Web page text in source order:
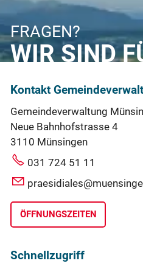
FRAGEN?
WIR SIND
Kontakt
Gemeindeverwaltung
Neue Bahnhofstrasse 4
3110 Münsingen
031 724 51 11
ÖFFNUNGSZEITEN
Schnellzugriff